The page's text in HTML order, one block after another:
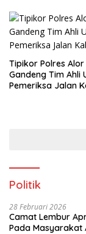
Tipikor Polres
Gandeng Tim Ahli Untuk
Pemeriksa Jalan
Politik
28 Februari 2026
Camat Lembur
Pada Masyarakat